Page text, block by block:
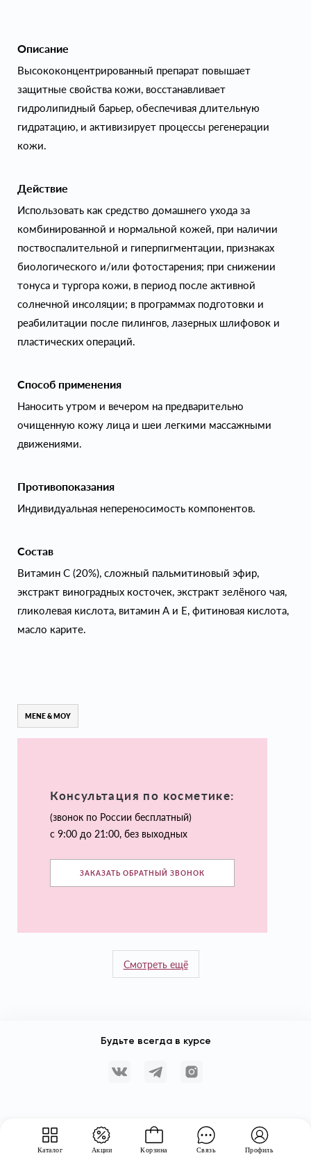
Каталог Акции Корзина Связь Профиль
Описание
Высококонцентрированный препарат повышает
защитные свойства кожи, восстанавливает
гидролипидный барьер, обеспечивая длительную
гидратацию, и активизирует процессы регенерации
кожи.
Действие
Использовать как средство домашнего ухода за
комбинированной и нормальной кожей, при наличии
поствоспалительной и гиперпигментации, признаках
биологического и/или фотостарения; при снижении
тонуса и тургора кожи, в период после активной
солнечной инсоляции; в программах подготовки и
реабилитации после пилингов, лазерных шлифовок и
пластических операций.
Способ применения
Наносить утром и вечером на предварительно
очищенную кожу лица и шеи легкими массажными
движениями.
Противопоказания
Индивидуальная непереносимость компонентов.
Состав
Витамин С (20%), сложный пальмитиновый эфир,
экстракт виноградных косточек, экстракт зелёного чая,
гликолевая кислота, витамин А и Е, фитиновая кислота,
масло карите.
MENE & MOY
Консультация по косметике:
(звонок по России бесплатный)
с 9:00 до 21:00, без выходных
ЗАКАЗАТЬ ОБРАТНЫЙ ЗВОНОК
Смотреть ещё
Будьте всегда в курсе